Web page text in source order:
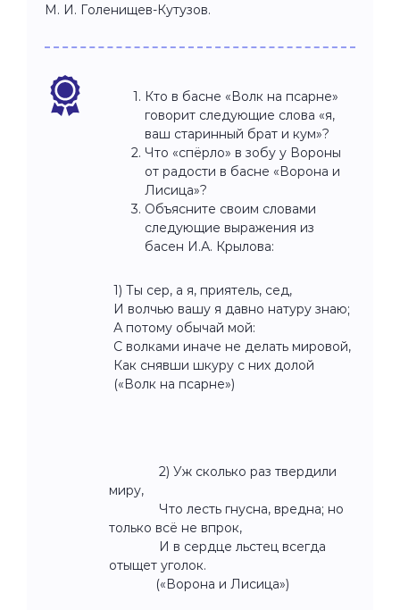
М. И. Голенищев-Кутузов.
Кто в басне «Волк на псарне»
говорит следующие слова «я,
ваш старинный брат и кум»?
Что «спёрло» в зобу у Вороны
от радости в басне «Ворона и
Лисица»?
Объясните своим словами
следующие выражения из
басен И.А. Крылова:
1) Ты сер, а я, приятель, сед,
И волчью вашу я давно натуру знаю;
А потому обычай мой:
С волками иначе не делать мировой,
Как снявши шкуру с них долой
(«Волк на псарне»)
2) Уж сколько раз твердили
миру,
Что лесть гнусна, вредна; но
только всё не впрок,
И в сердце льстец всегда
отыщет уголок.
(«Ворона и Лисица»)